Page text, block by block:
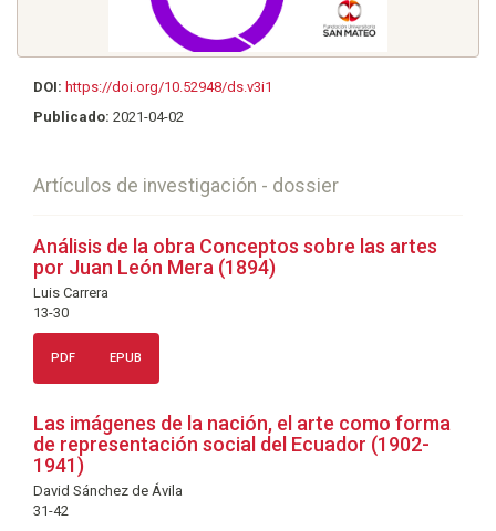
DOI: https://doi.org/10.52948/ds.v3i1
Publicado: 2021-04-02
Artículos de investigación - dossier
Análisis de la obra Conceptos sobre las artes
por Juan León Mera (1894)
Luis Carrera
13-30
PDF EPUB
Las imágenes de la nación, el arte como forma
de representación social del Ecuador (1902-
1941)
David Sánchez de Ávila
31-42